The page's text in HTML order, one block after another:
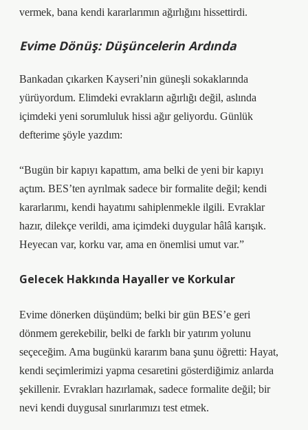
vermek, bana kendi kararlarımın ağırlığını hissettirdi.
Evime Dönüş: Düşüncelerin Ardında
Bankadan çıkarken Kayseri’nin güneşli sokaklarında
yürüyordum. Elimdeki evrakların ağırlığı değil, aslında
içimdeki yeni sorumluluk hissi ağır geliyordu. Günlük
defterime şöyle yazdım:
“Bugün bir kapıyı kapattım, ama belki de yeni bir kapıyı
açtım. BES’ten ayrılmak sadece bir formalite değil; kendi
kararlarımı, kendi hayatımı sahiplenmekle ilgili. Evraklar
hazır, dilekçe verildi, ama içimdeki duygular hâlâ karışık.
Heyecan var, korku var, ama en önemlisi umut var.”
Gelecek Hakkında Hayaller ve Korkular
Evime dönerken düşündüm; belki bir gün BES’e geri
dönmem gerekebilir, belki de farklı bir yatırım yolunu
seçeceğim. Ama bugünkü kararım bana şunu öğretti: Hayat,
kendi seçimlerimizi yapma cesaretini gösterdiğimiz anlarda
şekillenir. Evrakları hazırlamak, sadece formalite değil; bir
nevi kendi duygusal sınırlarımızı test etmek.